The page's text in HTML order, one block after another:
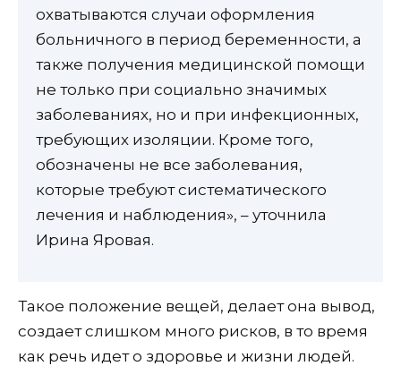
охватываются случаи оформления
больничного в период беременности, а
также получения медицинской помощи
не только при социально значимых
заболеваниях, но и при инфекционных,
требующих изоляции. Кроме того,
обозначены не все заболевания,
которые требуют систематического
лечения и наблюдения», – уточнила
Ирина Яровая.
Такое положение вещей, делает она вывод,
создает слишком много рисков, в то время
как речь идет о здоровье и жизни людей.